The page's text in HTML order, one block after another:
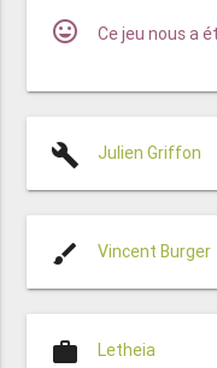
mood Ce jeu nous a
build Julien Griffon
brush Vincent Burger
work Letheia